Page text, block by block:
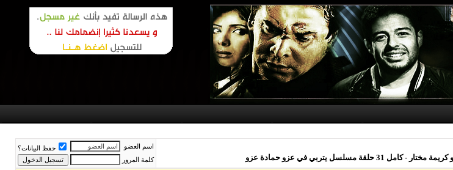
اسم العضو
حفظ البيانات؟
كلمة المرور